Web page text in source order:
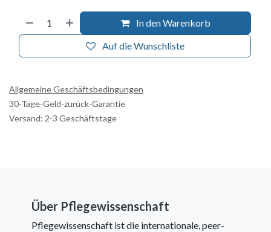
In den Warenkorb
Auf die Wunschliste
Allgemeine Geschäftsbedingungen
30-Tage-Geld-zurück-Garantie
Versand: 2-3 Geschäftstage
Über Pflegewissenschaft
Pflegewissenschaft ist die internationale, peer-